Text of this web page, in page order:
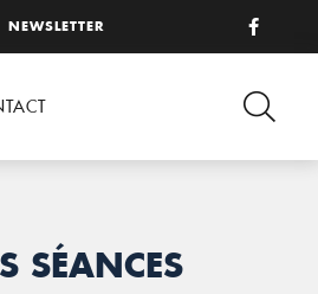
NEWSLETTER
SÉANCES